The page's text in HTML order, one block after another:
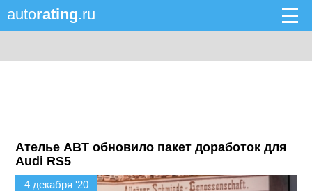
autorating.ru
Ателье ABT обновило пакет доработок для
Audi RS5
4 декабря '20